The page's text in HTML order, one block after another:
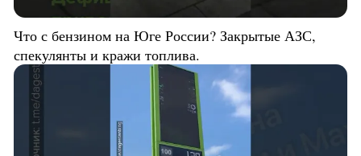
Что с бензином на Юге России? Закрытые АЗС,
спекулянты и кражи топлива.